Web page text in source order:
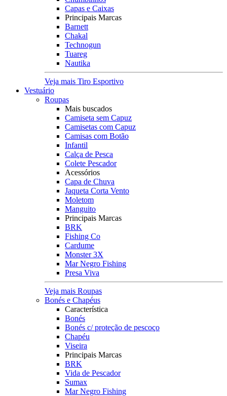
Capas e Caixas
Principais Marcas
Barnett
Chakal
Technogun
Tuareg
Nautika
Veja mais Tiro Esportivo
Vestuário
Roupas
Mais buscados
Camiseta sem Capuz
Camisetas com Capuz
Camisas com Botão
Infantil
Calça de Pesca
Colete Pescador
Acessórios
Capa de Chuva
Jaqueta Corta Vento
Moletom
Manguito
Principais Marcas
BRK
Fishing Co
Cardume
Monster 3X
Mar Negro Fishing
Presa Viva
Veja mais Roupas
Bonés e Chapéus
Característica
Bonés
Bonés c/ proteção de pescoço
Chapéu
Viseira
Principais Marcas
BRK
Vida de Pescador
Sumax
Mar Negro Fishing